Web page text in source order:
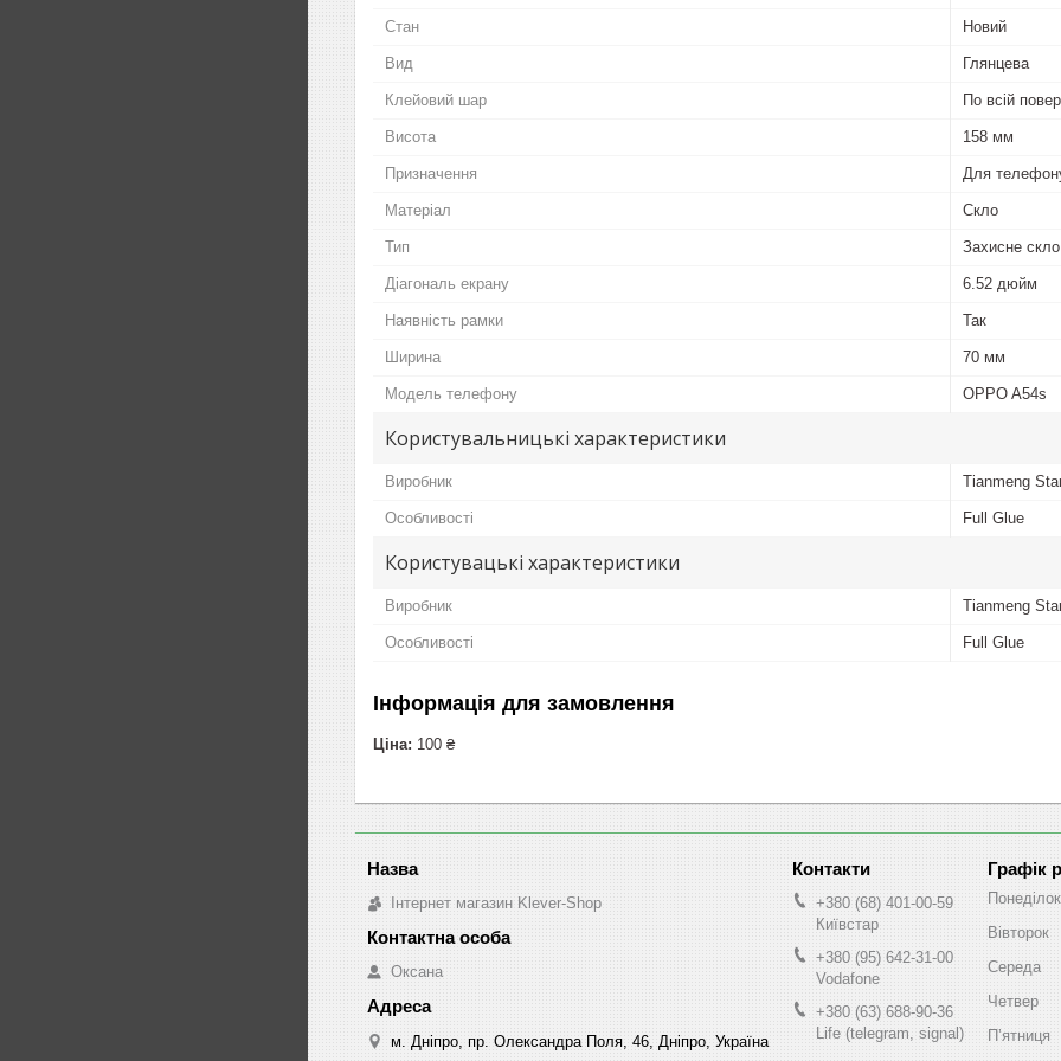
Стан Новий
Вид Глянцева
Клейовий шар По всій
Висота 158 мм
Призначення Для
Матеріал Скло
Тип Захисне скло
Діагональ екрану 6.52 дюйм
Наявність рамки Так
Ширина 70 мм
Модель телефону OPPO A54s
Користувальницькі характеристики
Виробник Tianmeng
Особливості Full Glue
Користувацькi характеристики
Виробник Tianmeng
Особливості Full Glue
Інформація для замовлення
Ціна: 100 ₴
Інтернет магазин Klever-Shop
Оксана
м. Дніпро, пр. Олександра Поля, 46, Дніпро, Україна
+380 (68) 401-00-59
Київстар
+380 (95) 642-31-00
Vodafone
+380 (63) 688-90-36
Life (telegram, signal)
Графік
Понеділок
Вівторок
Середа
Четвер
Пʼятниця